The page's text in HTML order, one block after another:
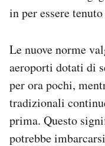
in per essere
Le nuove norme
aeroporti dotati di
per ora pochi,
tradizionali
prima. Questo
potrebbe